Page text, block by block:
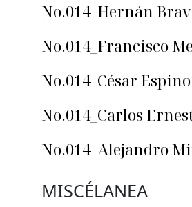
No.014_Hernán
No.014_Francisco
No.014_César
No.014_Carlos
No.014_Alejandro
MISCÉLANEA